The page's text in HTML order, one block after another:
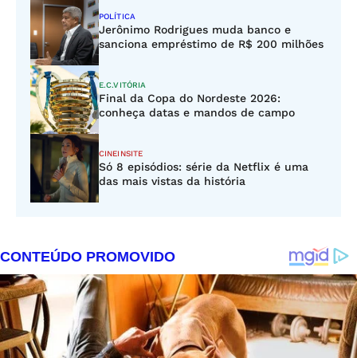
POLÍTICA
Jerônimo Rodrigues muda banco e
sanciona empréstimo de R$ 200 milhões
E.C.VITÓRIA
Final da Copa do Nordeste 2026:
conheça datas e mandos de campo
CINEINSITE
Só 8 episódios: série da Netflix é uma
das mais vistas da história